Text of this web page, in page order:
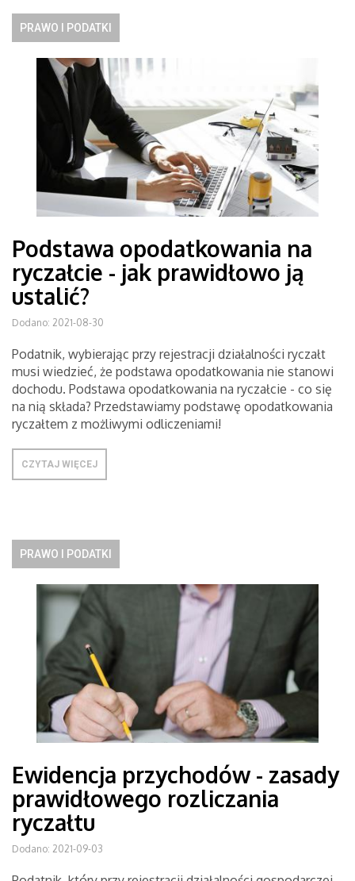
PRAWO I PODATKI
Podstawa opodatkowania na
ryczałcie - jak prawidłowo ją
ustalić?
Dodano: 2021-08-30
Podatnik, wybierając przy rejestracji działalności ryczałt
musi wiedzieć, że podstawa opodatkowania nie stanowi
dochodu. Podstawa opodatkowania na ryczałcie - co się
na nią składa? Przedstawiamy podstawę opodatkowania
ryczałtem z możliwymi odliczeniami!
CZYTAJ WIĘCEJ
PRAWO I PODATKI
Ewidencja przychodów - zasady
prawidłowego rozliczania
ryczałtu
Dodano: 2021-09-03